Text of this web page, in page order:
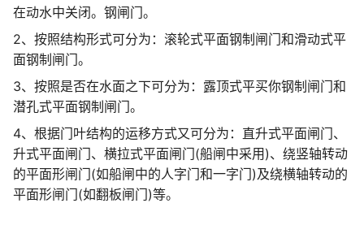
在动水中关闭。钢闸门。
2、按照结构形式可分为：滚轮式平面钢制闸门和滑动式平
面钢制闸门。
3、按照是否在水面之下可分为：露顶式平买你钢制闸门和
潜孔式平面钢制闸门。
4、根据门叶结构的运移方式又可分为：直升式平面闸门、
升式平面闸门、横拉式平面闸门(船闸中采用)、绕竖轴转动
的平面形闸门(如船闸中的人字门和一字门)及绕横轴转动的
平面形闸门(如翻板闸门)等。